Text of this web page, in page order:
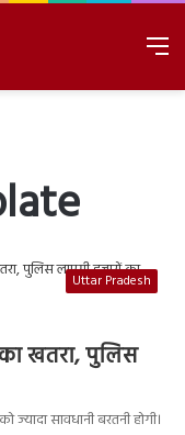
Uttar Pradesh
खतरा, पुलिस
सावधानी बरतनी होगी।